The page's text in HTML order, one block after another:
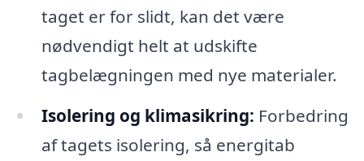
taget er for slidt, kan det være
nødvendigt helt at udskifte
tagbelægningen med nye materialer.
Isolering og klimasikring: Forbedring
af tagets isolering, så energitab